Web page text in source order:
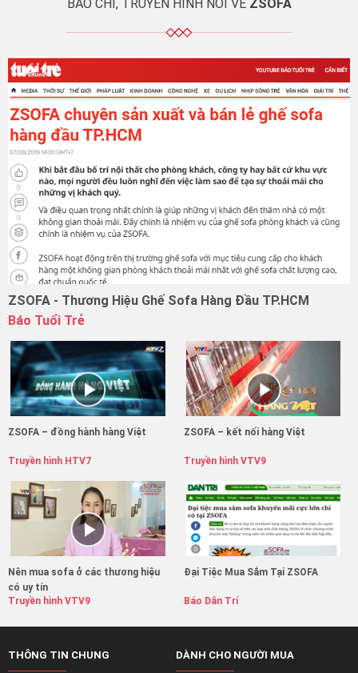
BÁO CHÍ, TRUYỀN HÌNH NÓI VỀ ZSOFA
ZSOFA - Thương Hiệu Ghế Sofa Hàng Đầu TP.HCM
Báo Tuổi Trẻ
ZSOFA – đồng hành hàng Việt
Truyền hình HTV7
ZSOFA – kết nối hàng Việt
Truyền hình VTV9
Nên mua sofa ở các thương hiệu
có uy tín
Truyền hình VTV9
Đại Tiệc Mua Sắm Tại ZSOFA
Báo Dân Trí
THÔNG TIN CHUNG DÀNH CHO NGƯỜI MUA